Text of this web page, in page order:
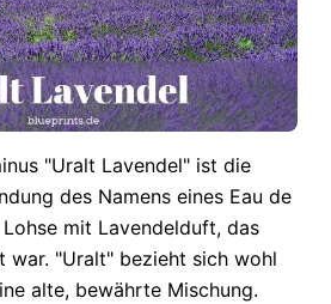
"Uralt Lavendel" ist die
des Namens eines Eau de
mit Lavendelduft, das
war. "Uralt" bezieht sich wohl
alte, bewährte Mischung.